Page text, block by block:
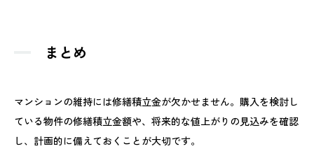
まとめ
マンションの維持には修繕積立金が欠かせません。購入を検討し
ている物件の修繕積立金額や、将来的な値上がりの見込みを確認
し、計画的に備えておくことが大切です。